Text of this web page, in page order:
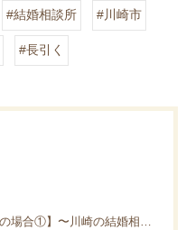
#結婚相談所 #川崎市
#長引く